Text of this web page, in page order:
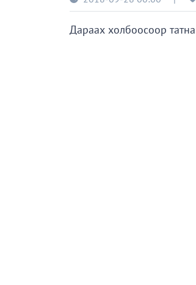
Дараах холбоосоор